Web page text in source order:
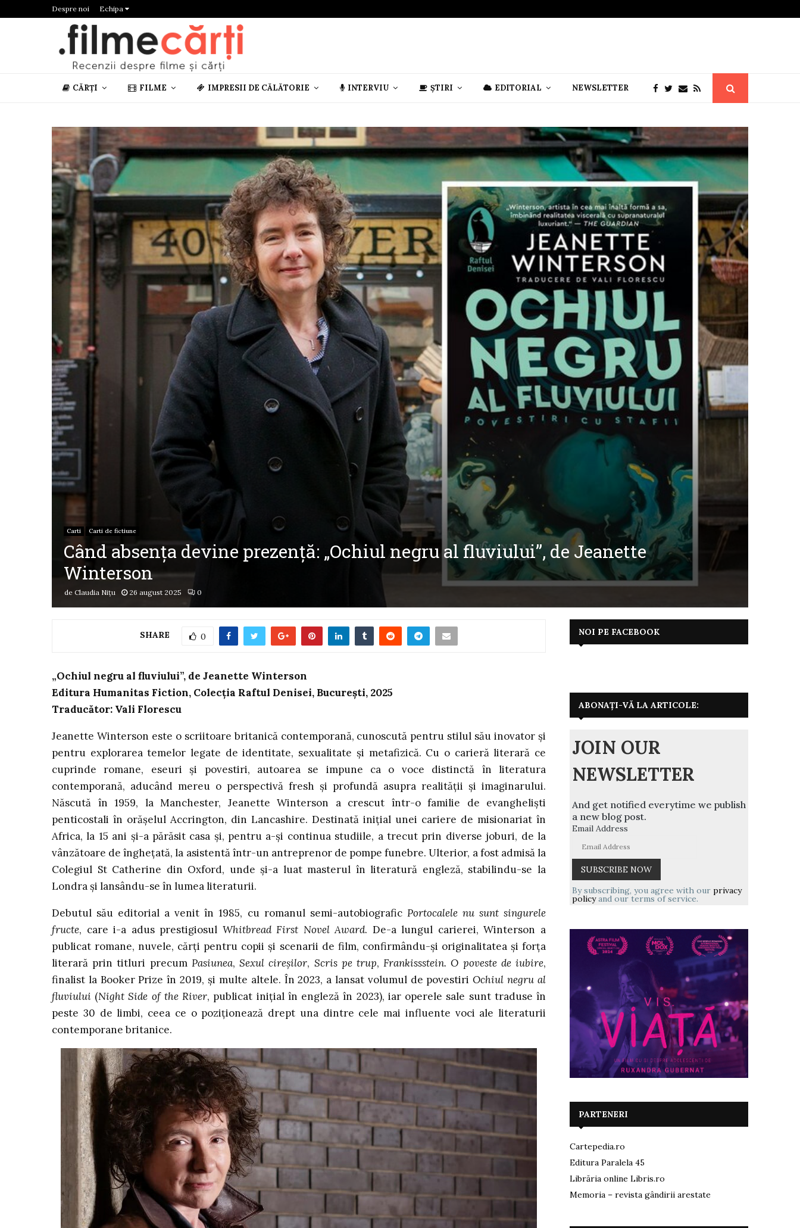
Despre noi Echipa
CĂRȚI FILME IMPRESII DE CĂLĂTORIE INTERVIU ȘTIRI EDITORIAL NEWSLETTER
Carti Carti de fictiune
Când absența devine prezență: „Ochiul negru al fluviului”, de Jeanette
Winterson
de Claudia Nițu 26 august 2025 0
SHARE 0
„Ochiul negru al fluviului”, de Jeanette Winterson
Editura Humanitas Fiction, Colecția Raftul Denisei, București, 2025
Traducător: Vali Florescu
Jeanette Winterson este o scriitoare britanică contemporană, cunoscută pentru stilul său inovator și
pentru explorarea temelor legate de identitate, sexualitate și metafizică. Cu o carieră literară ce
cuprinde romane, eseuri și povestiri, autoarea se impune ca o voce distinctă în literatura
contemporană, aducând mereu o perspectivă fresh și profundă asupra realității și imaginarului.
Născută în 1959, la Manchester, Jeanette Winterson a crescut într-o familie de evangheliști
penticostali în orășelul Accrington, din Lancashire. Destinată inițial unei cariere de misionariat în
Africa, la 15 ani și-a părăsit casa și, pentru a-și continua studiile, a trecut prin diverse joburi, de la
vânzătoare de înghețată, la asistentă într-un antreprenor de pompe funebre. Ulterior, a fost admisă la
Colegiul St Catherine din Oxford, unde și-a luat masterul în literatură engleză, stabilindu-se la
Londra și lansându-se în lumea literaturii.
Debutul său editorial a venit în 1985, cu romanul semi-autobiografic Portocalele nu sunt singurele
fructe, care i-a adus prestigiosul Whitbread First Novel Award. De-a lungul carierei, Winterson a
publicat romane, nuvele, cărți pentru copii și scenarii de film, confirmându-și originalitatea și forța
literară prin titluri precum Pasiunea,Sexul cireșilor, Scris pe trup,Frankissstein. O poveste de iubire,
finalist la Booker Prize în 2019, și multe altele. În 2023, a lansat volumul de povestiriOchiul negru al
fluviului (Night Side of the River, publicat inițial în engleză în 2023), iar operele sale sunt traduse în
peste 30 de limbi, ceea ce o poziționează drept una dintre cele mai influente voci ale literaturii
contemporane britanice.
NOI PE FACEBOOK
ABONAȚI-VĂ LA ARTICOLE:
JOIN OUR
NEWSLETTER
And get notified everytime we publish
a new blog post.
Email Address
By subscribing, you agree with our privacy
policyand our terms of service.
PARTENERI
Cartepedia.ro
Editura Paralela 45
Librăria online Libris.ro
Memoria – revista gândirii arestate